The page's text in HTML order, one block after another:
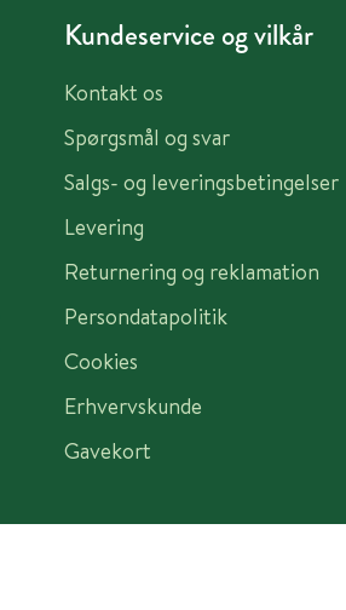
Kundeservice og vilkår
Kontakt os
Spørgsmål og svar
Salgs- og leveringsbetingelser
Levering
Returnering og reklamation
Persondatapolitik
Cookies
Erhvervskunde
Gavekort